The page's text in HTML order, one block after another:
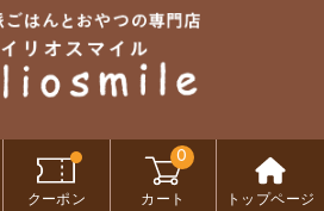
All Rights Reserved.
クーポン
0
カート トップページ